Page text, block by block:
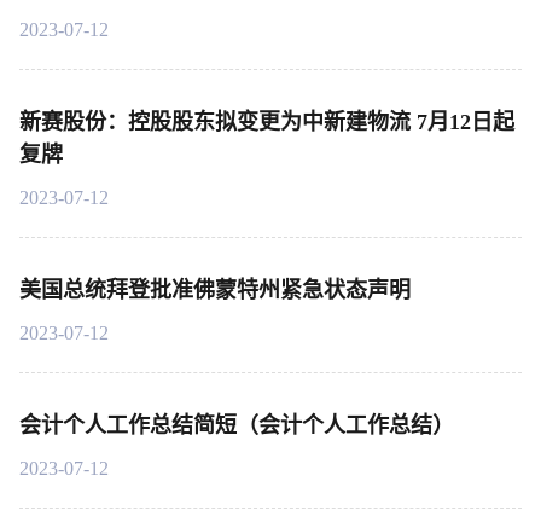
2023-07-12
新赛股份：控股股东拟变更为中新建物流 7月12日起
复牌
2023-07-12
美国总统拜登批准佛蒙特州紧急状态声明
2023-07-12
会计个人工作总结简短（会计个人工作总结）
2023-07-12